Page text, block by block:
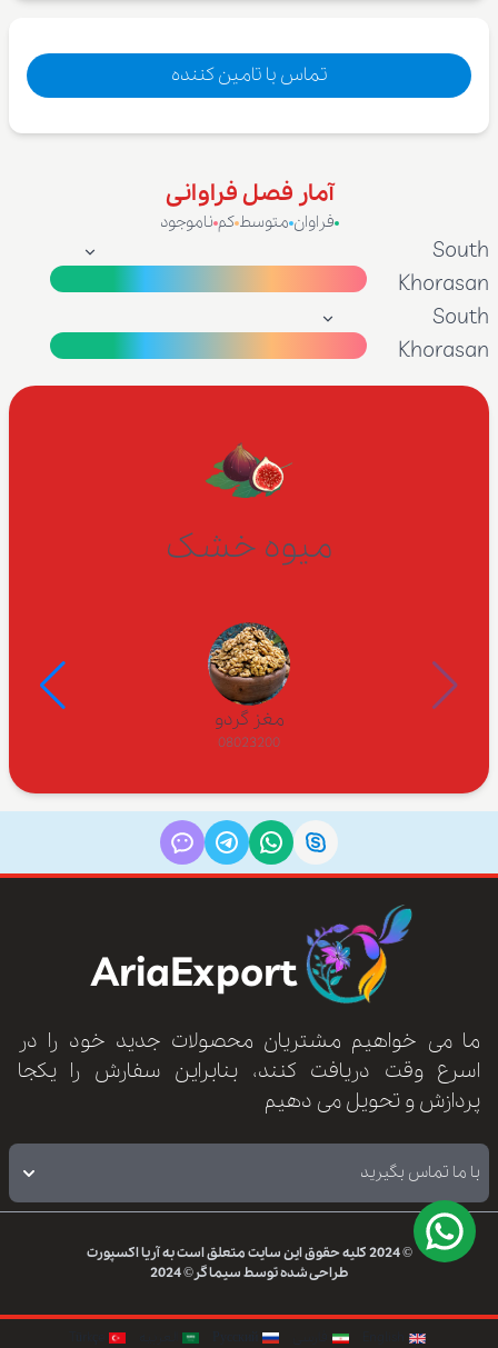
تماس با تامین کننده
آمار فصل فراوانی
فراوان متوسط کم ناموجود
South
Khorasan
South
Khorasan
میوه خشک
مغز گردو
08023200
AriaExport
ما می خواهیم مشتریان محصولات جدید خود را در
اسرع وقت دریافت کنند، بنابراین سفارش را یکجا
پردازش و تحویل می دهیم
با ما تماس بگیرید
© 2024 کلیه حقوق این سایت متعلق است بهآریا اکسپورت
طراحی شده توسطسیماگر© 2024
Türkçe